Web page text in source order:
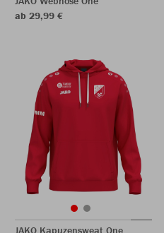
ab 29,99 €
JAKO Kapuzensweat One